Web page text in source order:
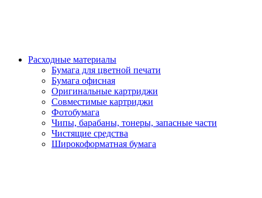
Расходные материалы
Бумага для цветной печати
Бумага офисная
Оригинальные картриджи
Совместимые картриджи
Фотобумага
Чипы, барабаны, тонеры, запасные части
Чистящие средства
Широкоформатная бумага